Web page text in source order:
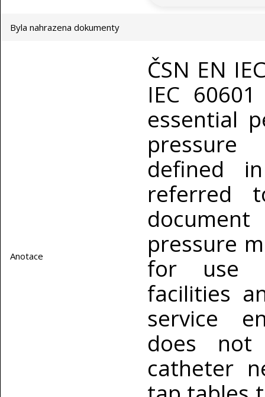
Byla nahrazena dokumenty
Anotace
ČSN EN
IEC
essential
defined
referred
pressure
for use
facilities
service
does
catheter